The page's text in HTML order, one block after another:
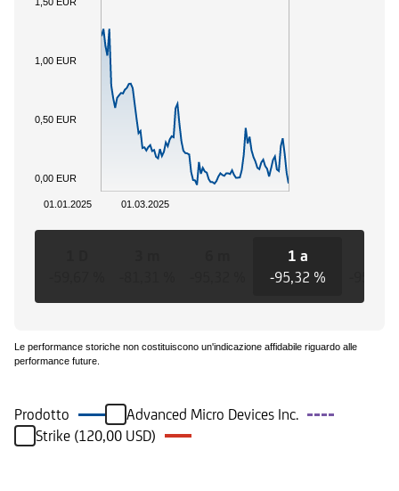
01.03.2025
01.01.2025
0,00 EUR
0,50 EUR
1,00 EUR
1 a
-95,32 %
Le performance storiche non costituiscono un'indicazione affidabile riguardo alle
performance future.
Prodotto
Advanced Micro Devices Inc.
Strike (120,00 USD)